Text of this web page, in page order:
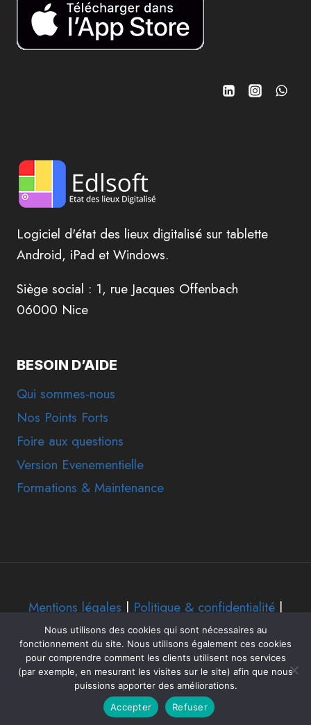
Logiciel d'état des lieux digitalisé sur tablette
Android, iPad et Windows.
Siège social : 1, rue Jacques Offenbach
06000 Nice
BESOIN D’AIDE
Qui sommes-nous
Nos Points Forts
Foire aux questions
Version Evenementielle
Formations & Maintenance
Mentions légales | Politique & confidentialité |
© 2026 EdlSoft - Application logiciel état des
lieux sur tablette - Thème WordPress par
Kadence WP
Nous utilisons des cookies qui sont nécessaires au
fonctionnement du site. Nous utilisons également ces cookies
pour comprendre comment les clients utilisent nos services
(par exemple, en mesurant les visites sur le site) afin que nous
puissions apporter des améliorations.
Accepter
Refuser